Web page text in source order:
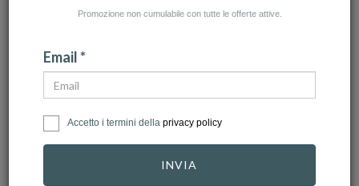
CHIMENTO
Promozione non cumulabile con tutte le offerte attive.
Email *
Accetto i termini della privacy policy
INVIA